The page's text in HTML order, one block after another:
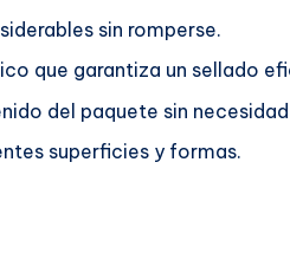
sin romperse.
que garantiza un sellado
del paquete sin
superficies y formas.